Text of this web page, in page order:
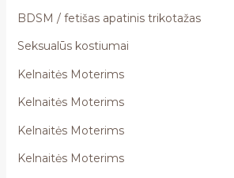
BDSM / fetišas apatinis trikotažas
Seksualūs kostiumai
Kelnaitės Moterims
Kelnaitės Moterims
Kelnaitės Moterims
Kelnaitės Moterims